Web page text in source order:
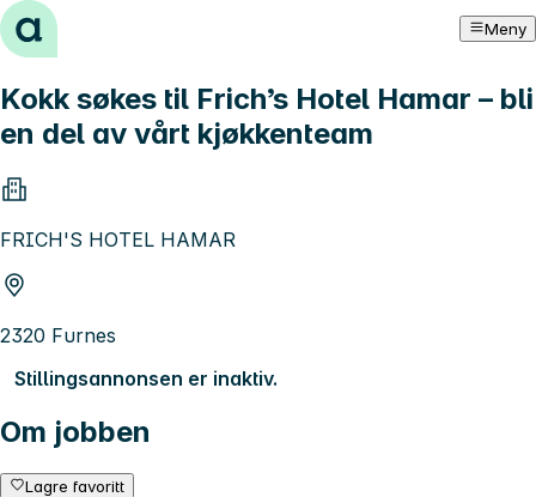
Hopp til innhold Meny
Kokk søkes til Frich’s Hotel Hamar – bli
en del av vårt kjøkkenteam
FRICH'S HOTEL HAMAR
2320 Furnes
Stillingsannonsen er inaktiv.
Om jobben
Lagre favoritt